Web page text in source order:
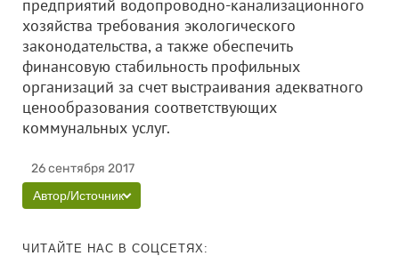
предприятий водопроводно-канализационного
хозяйства требования экологического
законодательства, а также обеспечить
финансовую стабильность профильных
организаций за счет выстраивания адекватного
ценообразования соответствующих
коммунальных услуг.
26 сентября 2017
Автор/Источник
ЧИТАЙТЕ НАС В СОЦСЕТЯХ: